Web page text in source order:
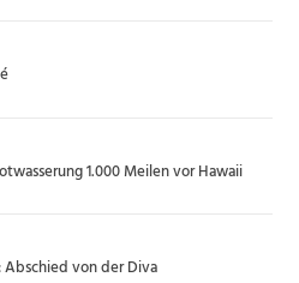
1.000 Meilen vor Hawaii
Abschied von der Diva